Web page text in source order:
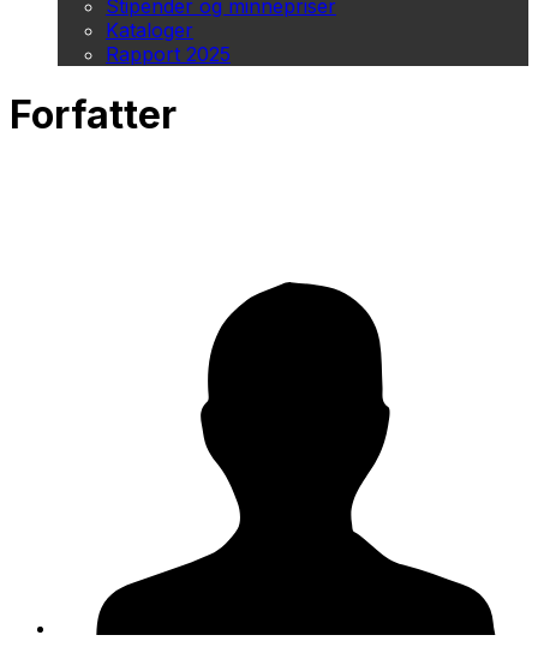
Stipender og minnepriser
Kataloger
Rapport 2025
Forfatter